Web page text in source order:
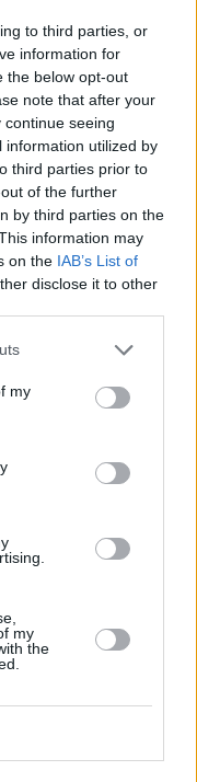
to third parties, or
information for
the below opt-out
note that after your
seeing
information utilized by
third parties prior to
of the further
by third parties on the
information may
on the IAB’s List of
disclose it to other
my
my
the
6—, José Luis
evitar el traslado
su oposición e
en su actual
dejará un hueco
con el mercado,
de mostrar su
nada.